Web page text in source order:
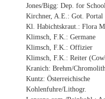
Jones/Bigg: Dep. for School
Kirchner, A.E.: Got. Portal
Kl. Habichtskraut.: Flora
Klimsch, F.K.: Germane
Klimsch, F.K.: Offizier
Klimsch, F.K.: Reiter
Kranich: Brehm/
Kuntz: Österreichische
Kohlenfuhre/Lithogr.